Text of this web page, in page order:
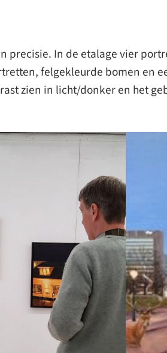
precisie. In de etalage vier
felgekleurde bomen en
zien in licht/donker en het